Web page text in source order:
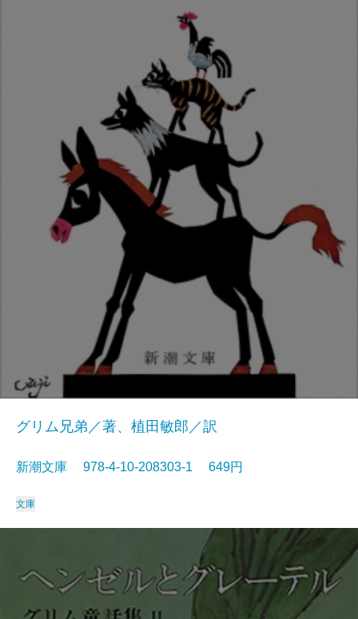
グリム兄弟／著、植田敏郎／訳
新潮文庫 978-4-10-208303-1 649円
文庫